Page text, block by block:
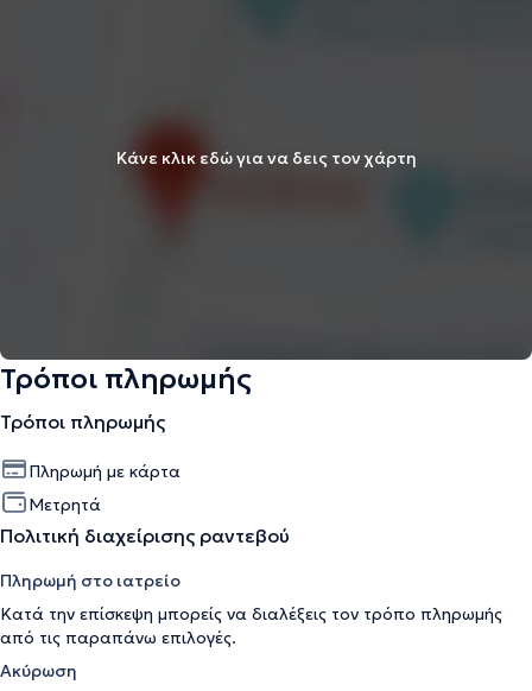
Κάνε κλικ εδώ για να δεις τον χάρτη
Τρόποι πληρωμής
Τρόποι πληρωμής
Πληρωμή με κάρτα
Μετρητά
Πολιτική διαχείρισης ραντεβού
Πληρωμή στο ιατρείο
Κατά την επίσκεψη μπορείς να διαλέξεις τον τρόπο πληρωμής
από τις παραπάνω επιλογές.
Ακύρωση